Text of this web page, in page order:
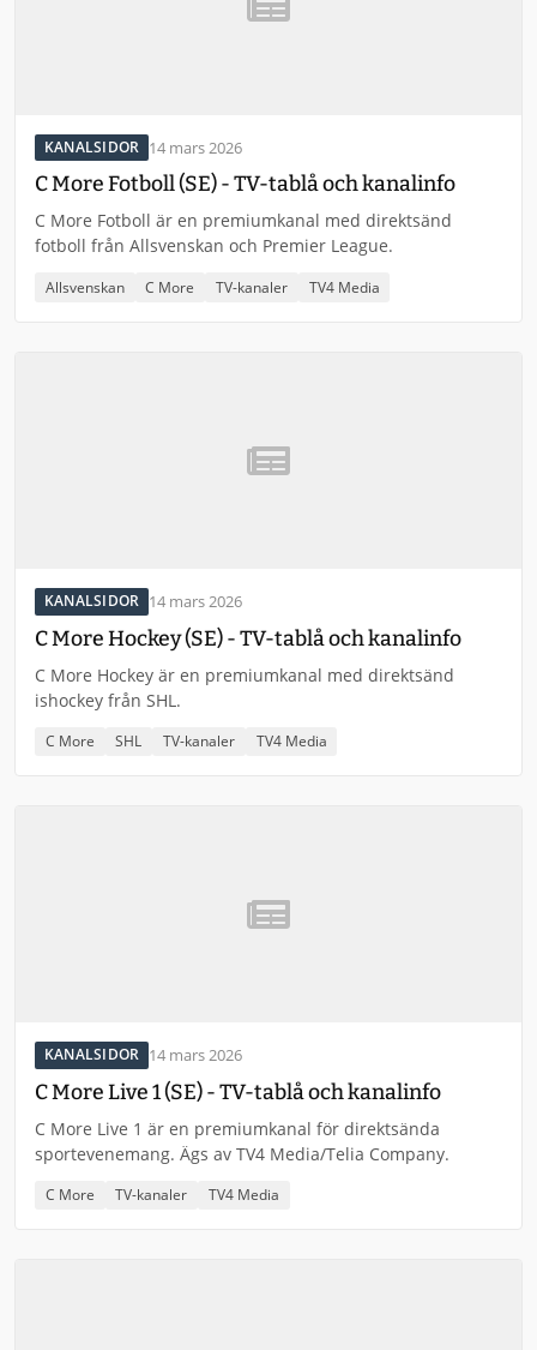
KANALSIDOR 14 mars 2026
C More Fotboll (SE) - TV-tablå och kanalinfo
C More Fotboll är en premiumkanal med direktsänd
fotboll från Allsvenskan och Premier League.
Allsvenskan C More TV-kanaler TV4 Media
KANALSIDOR 14 mars 2026
C More Hockey (SE) - TV-tablå och kanalinfo
C More Hockey är en premiumkanal med direktsänd
ishockey från SHL.
C More SHL TV-kanaler TV4 Media
KANALSIDOR 14 mars 2026
C More Live 1 (SE) - TV-tablå och kanalinfo
C More Live 1 är en premiumkanal för direktsända
sportevenemang. Ägs av TV4 Media/Telia Company.
C More TV-kanaler TV4 Media